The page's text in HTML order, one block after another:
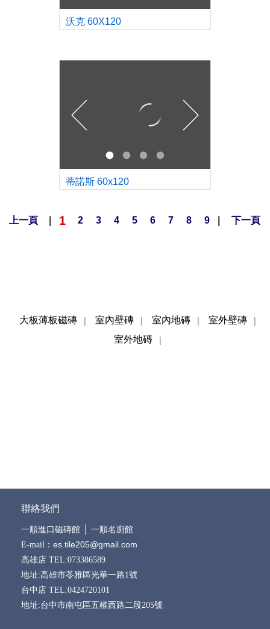
沃克 60X120
蒂諾斯 60x120
上一頁 1 2 3 4 5 6 7 8 9 下一頁
大板薄板磁磚 室內壁磚 室內地磚 室外壁磚
室外地磚
聯絡我們
一順進口磁磚館│ 一順名廚館
E-mail： es.tile205@gmail.com
高雄店 TEL:073386589
地址:高雄市苓雅區光華一路1號
台中店 TEL:0424720101
地址:台中市南屯區五權西路二段205號